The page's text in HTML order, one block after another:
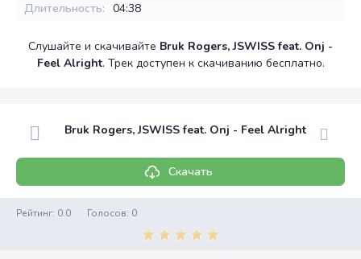
Длительность: 04:38
Слушайте и скачивайте Bruk Rogers, JSWISS feat. Onj -
Feel Alright. Трек доступен к скачиванию бесплатно.
Bruk Rogers, JSWISS feat. Onj - Feel Alright
Скачать
Рейтинг: 0.0 Голосов: 0